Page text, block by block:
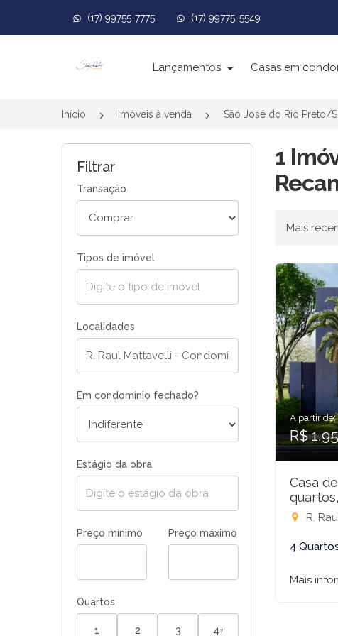
(17) 99755-7775 (17) 99775-5549
Página inicial
Lançamentos Casas em
Início Imóveis à venda São José do Rio Preto/
Filtrar
Transação
Tipos de imóvel
Localidades
Em condomínio fechado?
Estágio da obra
Preço mínimo Preço máximo
Quartos
1 2 3 4+
1
Ordenar por
A partir de:
R$
Casa
R. Raul
4
Mais